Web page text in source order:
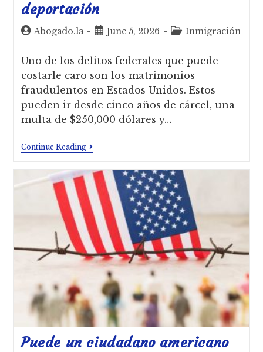
deportación
Abogado.la June 5, 2026 Inmigración
Uno de los delitos federales que puede
costarle caro son los matrimonios
fraudulentos en Estados Unidos. Estos
pueden ir desde cinco años de cárcel, una
multa de $250,000 dólares y…
Continue Reading
Puede un ciudadano americano